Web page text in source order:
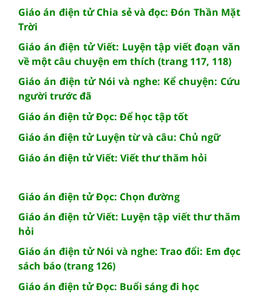
Giáo án điện tử Chia sẻ và đọc: Đón Thần Mặt
Trời
Giáo án điện tử Viết: Luyện tập viết đoạn văn
về một câu chuyện em thích (trang 117, 118)
Giáo án điện tử Nói và nghe: Kể chuyện: Cứu
người trước đã
Giáo án điện tử Đọc: Để học tập tốt
Giáo án điện tử Luyện từ và câu: Chủ ngữ
Giáo án điện tử Viết: Viết thư thăm hỏi
Giáo án điện tử Đọc: Chọn đường
Giáo án điện tử Viết: Luyện tập viết thư thăm
hỏi
Giáo án điện tử Nói và nghe: Trao đổi: Em đọc
sách báo (trang 126)
Giáo án điện tử Đọc: Buổi sáng đi học